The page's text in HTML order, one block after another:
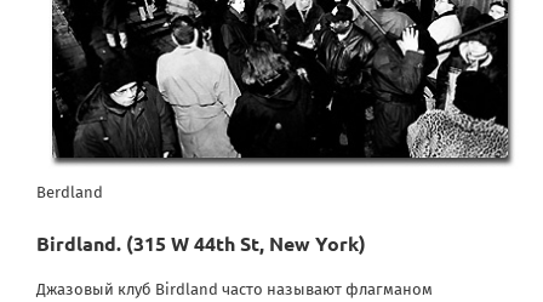
Berdland
Birdland. (315 W 44th St, New York)
Джазовый клуб Birdland часто называют флагманом